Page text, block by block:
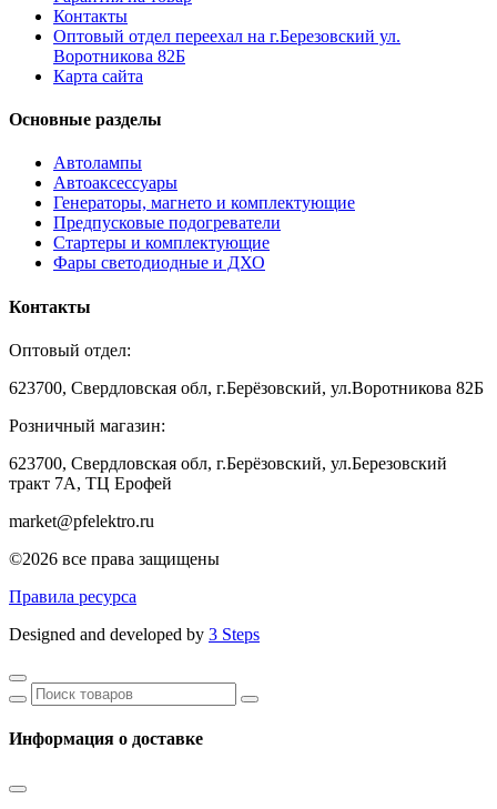
Контакты
Оптовый отдел переехал на г.Березовский ул.
Воротникова 82Б
Карта сайта
Основные разделы
Автолампы
Автоаксессуары
Генераторы, магнето и комплектующие
Предпусковые подогреватели
Стартеры и комплектующие
Фары светодиодные и ДХО
Контакты
Оптовый отдел:
623700, Свердловская обл, г.Берёзовский, ул.Воротникова 82Б
Розничный магазин:
623700, Свердловская обл, г.Берёзовский, ул.Березовский
тракт 7А, ТЦ Ерофей
market@pfelektro.ru
©2026 все права защищены
Правила ресурса
Designed and developed by 3 Steps
Информация о доставке